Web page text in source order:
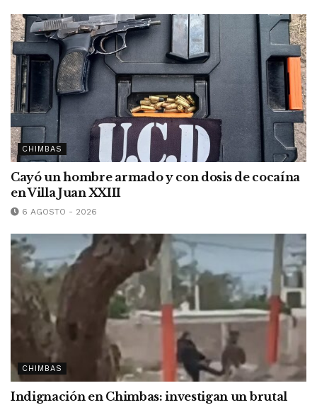
CHIMBAS
Cayó un hombre armado y con dosis de cocaína
en Villa Juan XXIII
6 AGOSTO - 2026
CHIMBAS
Indignación en Chimbas: investigan un brutal